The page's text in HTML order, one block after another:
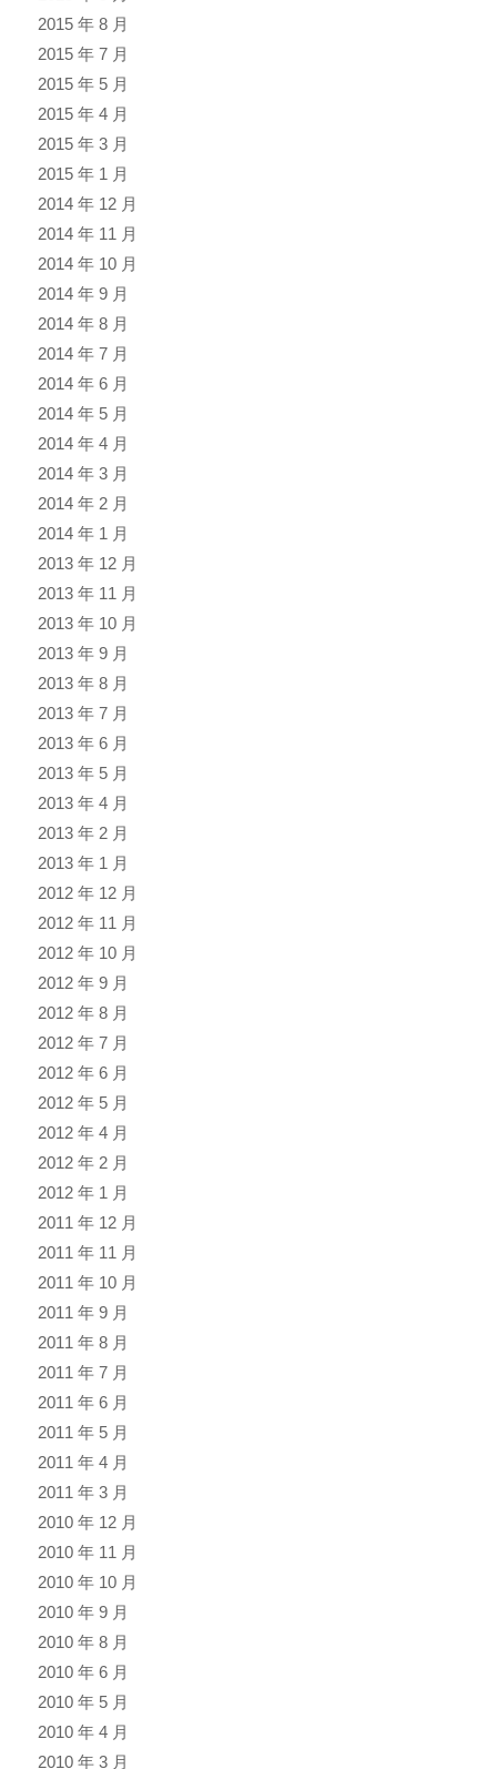
2015 年 8 月
2015 年 7 月
2015 年 5 月
2015 年 4 月
2015 年 3 月
2015 年 1 月
2014 年 12 月
2014 年 11 月
2014 年 10 月
2014 年 9 月
2014 年 8 月
2014 年 7 月
2014 年 6 月
2014 年 5 月
2014 年 4 月
2014 年 3 月
2014 年 2 月
2014 年 1 月
2013 年 12 月
2013 年 11 月
2013 年 10 月
2013 年 9 月
2013 年 8 月
2013 年 7 月
2013 年 6 月
2013 年 5 月
2013 年 4 月
2013 年 2 月
2013 年 1 月
2012 年 12 月
2012 年 11 月
2012 年 10 月
2012 年 9 月
2012 年 8 月
2012 年 7 月
2012 年 6 月
2012 年 5 月
2012 年 4 月
2012 年 2 月
2012 年 1 月
2011 年 12 月
2011 年 11 月
2011 年 10 月
2011 年 9 月
2011 年 8 月
2011 年 7 月
2011 年 6 月
2011 年 5 月
2011 年 4 月
2011 年 3 月
2010 年 12 月
2010 年 11 月
2010 年 10 月
2010 年 9 月
2010 年 8 月
2010 年 6 月
2010 年 5 月
2010 年 4 月
2010 年 3 月